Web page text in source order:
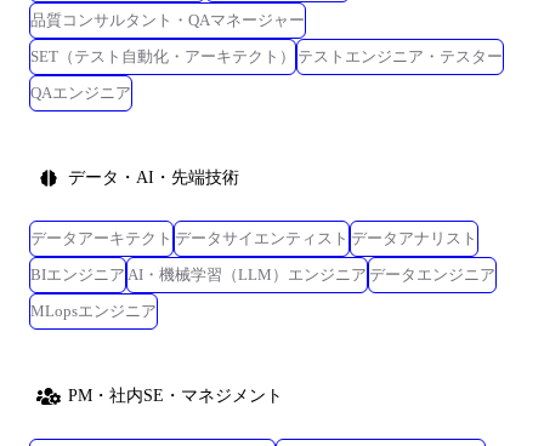
品質コンサルタント・QAマネージャー
SET（テスト自動化・アーキテクト）
テストエンジニア・テスター
QAエンジニア
データ・AI・先端技術
データアーキテクト データサイエンティスト データアナリスト
BIエンジニア AI・機械学習（LLM）エンジニア データエンジニア
MLopsエンジニア
PM・社内SE・マネジメント